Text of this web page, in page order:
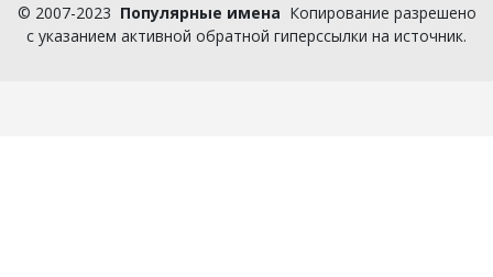
© 2007-2023 Популярные имена Копирование разрешено
с указанием активной обратной гиперссылки на источник.